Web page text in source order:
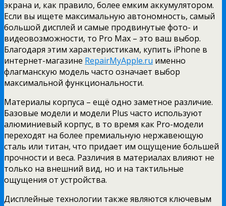
экрана и, как правило, более емким аккумулятором.
Если вы ищете максимальную автономность, самый
большой дисплей и самые продвинутые фото- и
видеовозможности, то Pro Max – это ваш выбор.
Благодаря этим характеристикам, купить iPhone в
интернет-магазине RepairMyApple.ru именно
флагманскую модель часто означает выбор
максимальной функциональности.
Материалы корпуса – ещё одно заметное различие.
Базовые модели и модели Plus часто используют
алюминиевый корпус, в то время как Pro-модели
переходят на более премиальную нержавеющую
сталь или титан, что придает им ощущение большей
прочности и веса. Различия в материалах влияют не
только на внешний вид, но и на тактильные
ощущения от устройства.
Дисплейные технологии также являются ключевым